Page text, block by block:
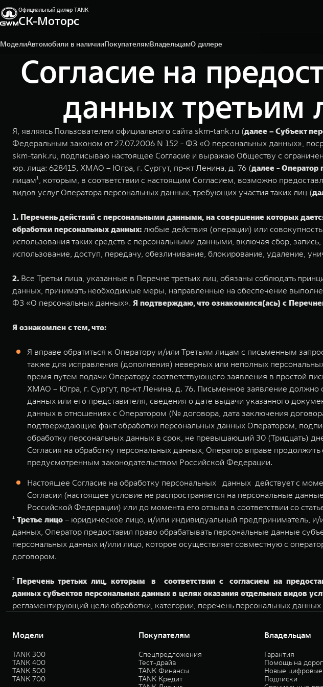
Официальный дилер TANK
СК-Моторс
МоделиАвтомобили в наличииПокупателямВладельцамО дилере
Сургут, проспект Ленина, д. 76
+7 (3462) 22-80-80
Согласие на
данных третьим
Я, являясь Пользователем официального сайта skm-tank.ru (далее – Субъект
Федеральным законом от 27.07.2006 N 152 - ФЗ «О персональных данных»,
skm-tank.ru, подписываю настоящее Согласие и выражаю Обществу с
юр. лица: 628415, ХМАО – Югра, г. Сургут, пр-кт Ленина, д. 76 (далее - Оператор
лицам¹, которым, в соответствии с настоящим Согласием, возможно
видов услуг Оператора персональных данных, требующих участия таких лиц (
1. Перечень действий с персональными данными, на совершение которых
обработки персональных данных: любые действия (операции) или
использования таких средств с персональными данными, включая сбор,
использование, доступ, передачу, обезличивание, блокирование, удаление,
2. Все Третьи лица, указанные в Перечне третьих лиц, обязаны соблюдать
данных, принимать необходимые меры, направленные на обеспечение
ФЗ «О персональных данных». Я подтверждаю, что ознакомился(ась) с
Я ознакомлен с тем, что:
Я вправе обратиться к Оператору и/или Третьим лицам с письменным
также для исправления (дополнения) неверных или неполных
время путем подачи Оператору соответствующего заявления в простой
ХМАО – Югра, г. Сургут, пр-кт Ленина, д. 76. Письменное заявление
данных или его представителя, сведения о дате выдачи указанного
данных в отношениях с Оператором (№ договора, дата заключения
подтверждающие факт обработки персональных данных Оператором,
обработку персональных данных в срок, не превышающий 30 (Тридцать)
Согласия на обработку персональных данных, Оператор вправе
предусмотренным законодательством Российской Федерации.
Настоящее Согласие на обработку персональных данных действует с
Согласии (настоящее условие не распространяется на персональные
Российской Федерации) или до момента его отзыва в соответствии со
¹ Третье лицо – юридическое лицо, и/или индивидуальный предприниматель,
данных, Оператор предоставил право обрабатывать персональные данные
персональных данных и/или лицо, которое осуществляет совместную с
договором.
² Перечень третьих лиц, которым в соответствии с согласием на
данных субъектов персональных данных в целях оказания отдельных видов
регламентирующий цели обработки, категории, перечень персональных
Модели
TANK 300
TANK 400
TANK 500
TANK 700
Покупателям
Спецпредложения
Тест-драйв
TANK Финансы
TANK Кредит
Владельцам
Гарантия
Помощь на
Новые цифровые
Подписки